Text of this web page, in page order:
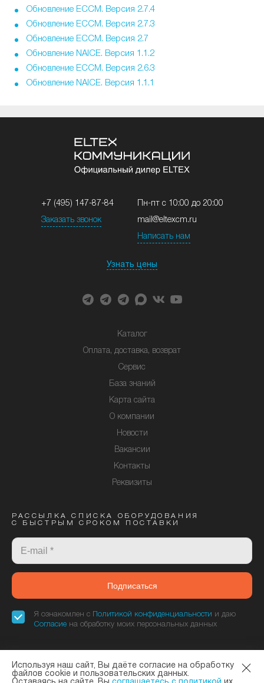
Обновление ECCM. Версия 2.7.4
Обновление ECCM. Версия 2.7.3
Обновление ECCM. Версия 2.7
Обновление NAICE. Версия 1.1.2
Обновление ECCM. Версия 2.6.3
Обновление NAICE. Версия 1.1.1
+7 (495) 147-87-84
Заказать звонок
Пн-пт с 10:00 до 20:00
mail@eltexcm.ru
Написать нам
Узнать цены
Каталог
Оплата, доставка, возврат
Сервис
База знаний
Карта сайта
О компании
Новости
Вакансии
Контакты
Реквизиты
РАССЫЛКА СПИСКА ОБОРУДОВАНИЯ
С БЫСТРЫМ СРОКОМ ПОСТАВКИ
Подписаться
Я ознакомлен с Политикой конфиденциальности и даю
Согласие на обработку моих персональных данных
«Элтекс Коммуникации» - официальный дилер завода ELTEX. © 2013—
Используя наш сайт, Вы даёте согласие на обработку
файлов cookie и пользовательских данных.